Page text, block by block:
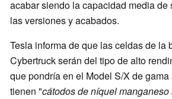
acabar siendo la capacidad media de
las versiones y acabados.
Tesla informa de que las celdas de la
Cybertruck serán del tipo de alto
que pondría en el Model S/X de
tienen "cátodos de níquel